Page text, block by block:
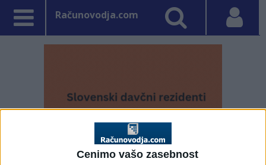
Cenimo vašo zasebnost
Računovodja.com